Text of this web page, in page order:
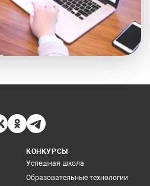
КОНКУРСЫ
Успешная школа
Образовательные технологии